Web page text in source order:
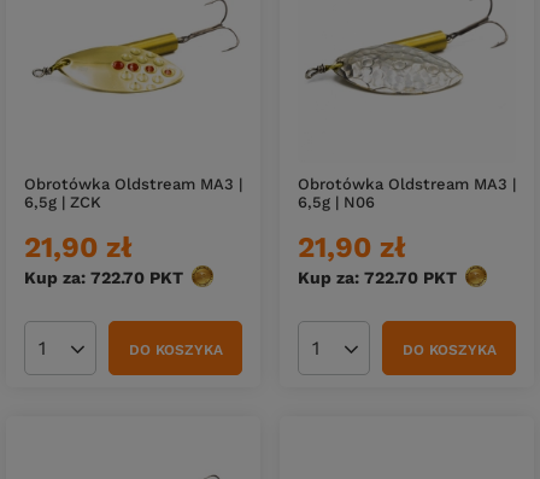
Obrotówka Oldstream MA3 |
6,5g | ZCK
21,90 zł
Kup za: 722.70 PKT punktów
Ilość produktówDO KOSZYKA
Obrotówka Oldstream MA3 |
6,5g | N06
21,90 zł
Kup za: 722.70 PKT punktów
Ilość produktówDO KOSZYKA